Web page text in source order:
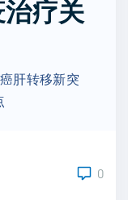
治疗关
肝转移新突
0